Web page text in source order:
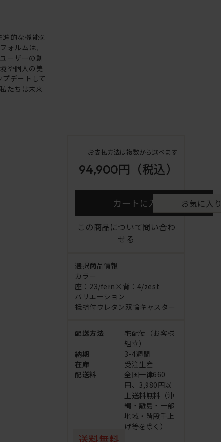
的な機能を
ォルムは、
ーザーの創
や個人の美
デートして
たちは未来
お支払方法は複数から選べます
94,900円 （税込）
カートに入れる お気に入
この商品について問い合わ
せる
選択商品情報
カラー
座：23/fern×背：4/zest
バリエーション
抵抗付ウレタン双輪キャスター
配送方法
宅配便（お客様
組立）
納期
3-4週間
在庫
受注生産
配送料
全国一律660
円、3,980円以
上送料無料（沖
縄・離島・一部
地域・階段手上
げ等を除く）